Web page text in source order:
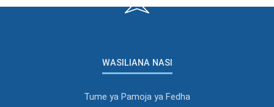
WASILIANA NASI
Tume ya Pamoja ya Fedha